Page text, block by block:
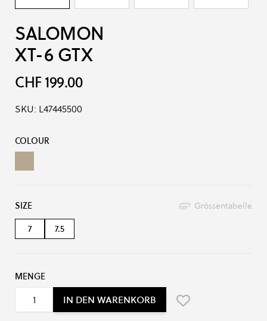
SALOMON
XT-6 GTX
CHF 199.00
SKU: L47445500
Produkt-Optionen:
COLOUR
BLACK
SIZE
Grössentabelle
7
7.5
MENGE
IN DEN WARENKORB